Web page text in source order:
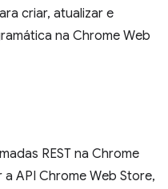
criar, atualizar e
na Chrome Web
REST na Chrome
API Chrome Web Store,